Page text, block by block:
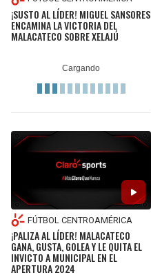
¡SUSTO AL LÍDER! MIGUEL SANSORES
ENCAMINA LA VICTORIA DEL
MALACATECO SOBRE XELAJÚ
FÚTBOL CENTROAMÉRICA
¡PALIZA AL LÍDER! MALACATECO
GANA, GUSTA, GOLEA Y LE QUITA EL
INVICTO A MUNICIPAL EN EL
APERTURA 2024